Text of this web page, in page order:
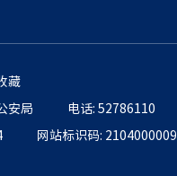
藏
安局
电话: 52786110
网站标识码: 2104000009